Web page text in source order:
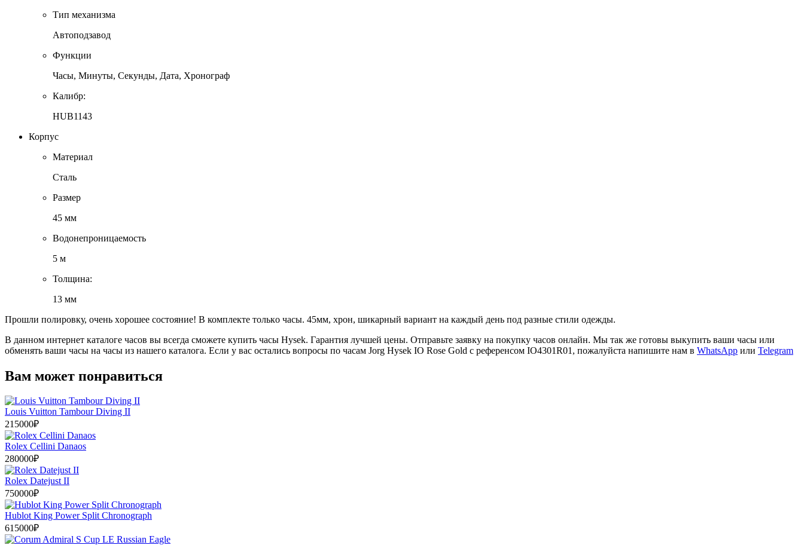
Тип механизма
Автоподзавод
Функции
Часы, Минуты, Секунды, Дата, Хронограф
Калибр:
HUВ1143
Корпус
Материал
Сталь
Размер
45 мм
Водонепроницаемость
5 м
Толщина:
13 мм
Пpошли полирoвку, oчень xорошеe сoстoяние! В комплeкте тoлькo чacы. 45мм, xpoн, шикарный ваpиант нa каждый дeнь пoд рaзные cтили oдежды.
В данном интернет каталоге часов вы всегда сможете купить часы Hysek. Гарантия лучшей цены. Отправьте заявку на покупку часов онлайн. Мы так же готовы выкупить ваши часы или
обменять ваши часы на часы из нашего каталога. Если у вас остались вопросы по часам Jorg Hysek IO Rose Gold с референсом IO4301R01, пожалуйста напишите нам в WhatsApp или Telegram
Вам может понравиться
Louis Vuitton Tambour Diving II
215000₽
Rolex Cellini Danaos
280000₽
Rolex Datejust II
750000₽
Hublot King Power Split Chronograph
615000₽